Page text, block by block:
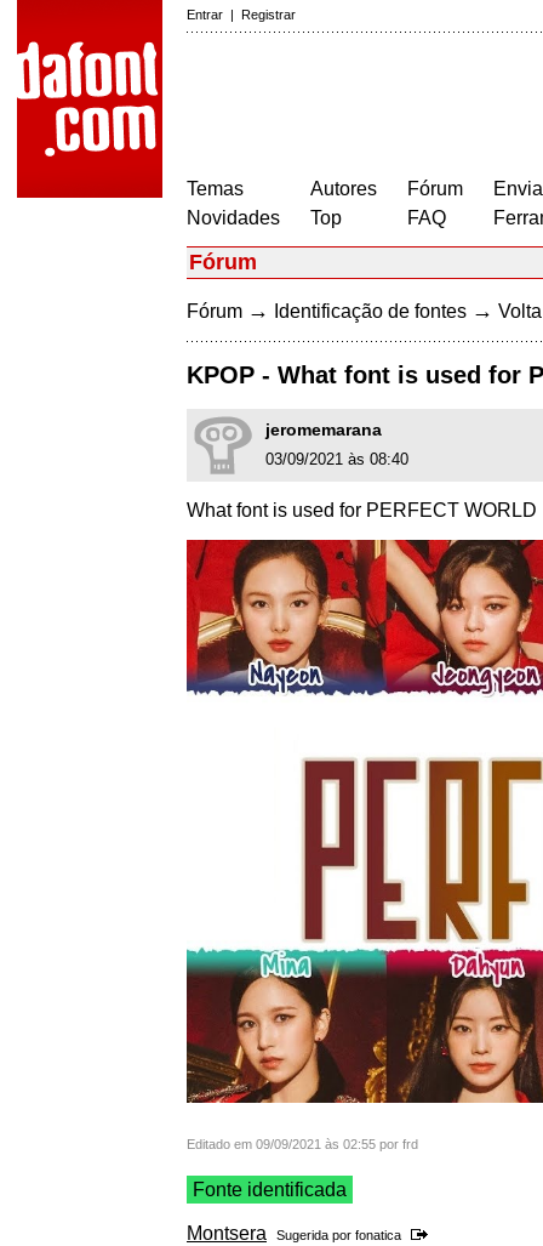
Entrar | Registrar
Temas
Novidades
Autores
Top
Fórum
FAQ
Fórum
Fórum → Identificação de fontes →
KPOP - What font is used for
jeromemarana
03/09/2021 às 08:40
What font is used for PERFECT WORLD
Editado em 09/09/2021 às 02:55 por frd
Fonte identificada
Montsera Sugerida por fonatica